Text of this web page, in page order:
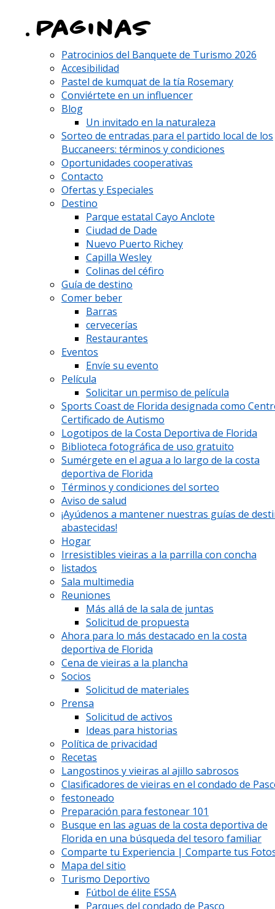
Paginas
Patrocinios del Banquete de Turismo 2026
Accesibilidad
Pastel de kumquat de la tía Rosemary
Conviértete en un influencer
Blog
Un invitado en la naturaleza
Sorteo de entradas para el partido local de los
Buccaneers: términos y condiciones
Oportunidades cooperativas
Contacto
Ofertas y Especiales
Destino
Parque estatal Cayo Anclote
Ciudad de Dade
Nuevo Puerto Richey
Capilla Wesley
Colinas del céfiro
Guía de destino
Comer beber
Barras
cervecerías
Restaurantes
Eventos
Envíe su evento
Película
Solicitar un permiso de película
Sports Coast de Florida designada como
Certificado de Autismo
Logotipos de la Costa Deportiva de Florida
Biblioteca fotográfica de uso gratuito
Sumérgete en el agua a lo largo de la costa
deportiva de Florida
Términos y condiciones del sorteo
Aviso de salud
¡Ayúdenos a mantener nuestras guías de
abastecidas!
Hogar
Irresistibles vieiras a la parrilla con concha
listados
Sala multimedia
Reuniones
Más allá de la sala de juntas
Solicitud de propuesta
Ahora para lo más destacado en la costa
deportiva de Florida
Cena de vieiras a la plancha
Socios
Solicitud de materiales
Prensa
Solicitud de activos
Ideas para historias
Política de privacidad
Recetas
Langostinos y vieiras al ajillo sabrosos
Clasificadores de vieiras en el condado de
festoneado
Preparación para festonear 101
Busque en las aguas de la costa deportiva de
Florida en una búsqueda del tesoro familiar
Comparte tu Experiencia | Comparte tus
Mapa del sitio
Turismo Deportivo
Fútbol de élite ESSA
Parques del condado de Pasco